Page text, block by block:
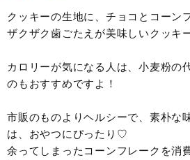
クッキーの生地に、チョコとコーン
ザクザク歯ごたえが美味しいクッキ
カロリーが気になる人は、小麦粉の
のもおすすめですよ！
市販のものよりヘルシーで、素朴な
は、おやつにぴったり♡
余ってしまったコーンフレークを消